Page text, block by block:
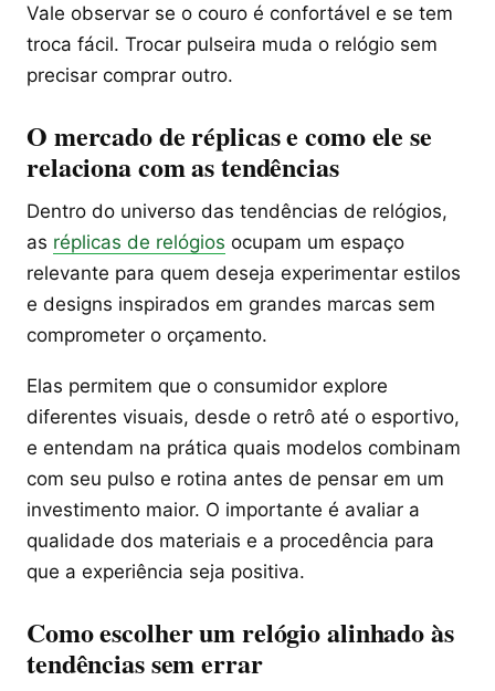
Vale observar se o couro é confortável e se tem
troca fácil. Trocar pulseira muda o relógio sem
precisar comprar outro.
O mercado de réplicas e como ele se
relaciona com as tendências
Dentro do universo das tendências de relógios,
as réplicas de relógios ocupam um espaço
relevante para quem deseja experimentar estilos
e designs inspirados em grandes marcas sem
comprometer o orçamento.
Elas permitem que o consumidor explore
diferentes visuais, desde o retrô até o esportivo,
e entendam na prática quais modelos combinam
com seu pulso e rotina antes de pensar em um
investimento maior. O importante é avaliar a
qualidade dos materiais e a procedência para
que a experiência seja positiva.
Como escolher um relógio alinhado às
tendências sem errar